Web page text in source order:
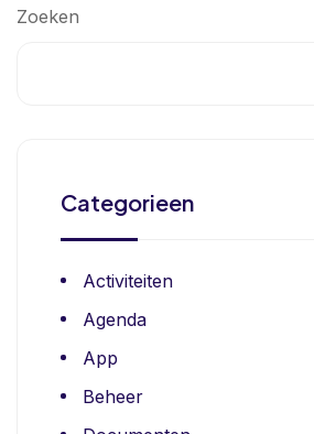
Zoeken
Categorieen
Activiteiten
Agenda
App
Beheer